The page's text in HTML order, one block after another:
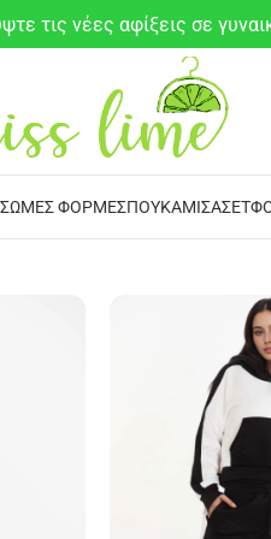
τις νέες αφίξεις σε
ΦΌΡΜΕΣΠΟΥΚΆΜΙΣΑΣΕΤ